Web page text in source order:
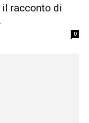
il racconto di
0